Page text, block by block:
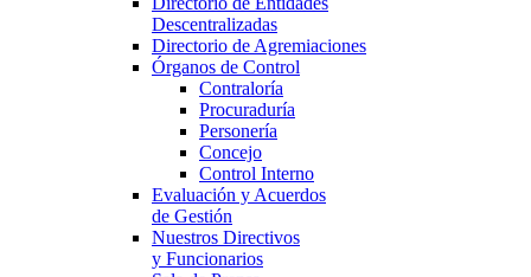
Descentralizadas
Directorio de Agremiaciones
Órganos de Control
Contraloría
Procuraduría
Personería
Concejo
Control Interno
Evaluación y Acuerdos
de Gestión
Nuestros Directivos
y Funcionarios